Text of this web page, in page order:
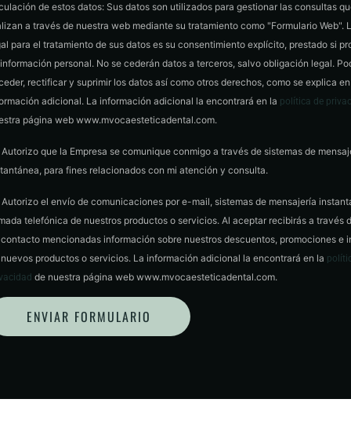
de estos datos: Sus datos son utilizados para gestionar las consultas
a través de nuestra web mediante su tratamiento como "Formulario Web".
para el tratamiento de sus datos es su consentimiento explícito, prestado si
personal. No se cederán datos a terceros, salvo obligación legal.
rectificar y suprimir los datos así como otros derechos, como se explica
adicional. La información adicional la encontrará en la política de
página web www.mvocaesteticadental.com.
Autorizo que la Empresa se comunique conmigo a través de sistemas de
para fines relacionados con mi atención y consulta.
Autorizo el envío de comunicaciones por e-mail, sistemas de mensajería
telefónica de nuestros productos o servicios. Al aceptar recibirás a través
mencionadas información sobre nuestros descuentos, promociones e
productos o servicios. La información adicional la encontrará en la
de nuestra página web www.mvocaesteticadental.com.
ENVIAR FORMULARIO